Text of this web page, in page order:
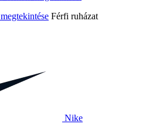
Férfi ruházat
Nike